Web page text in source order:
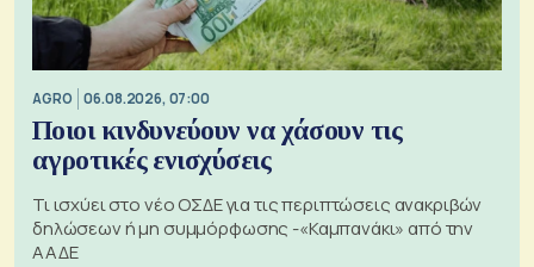
AGRO 06.08.2026, 07:00
Ποιοι κινδυνεύουν να χάσουν τις
αγροτικές ενισχύσεις
Τι ισχύει στο νέο ΟΣΔΕ για τις περιπτώσεις ανακριβών
δηλώσεων ή μη συμμόρφωσης -«Καμπανάκι» από την
ΑΑΔΕ